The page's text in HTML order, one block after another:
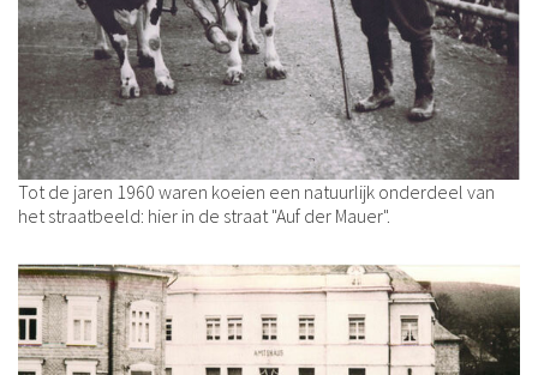
Tot de jaren 1960 waren koeien een natuurlijk onderdeel van
het straatbeeld: hier in de straat "Auf der Mauer".